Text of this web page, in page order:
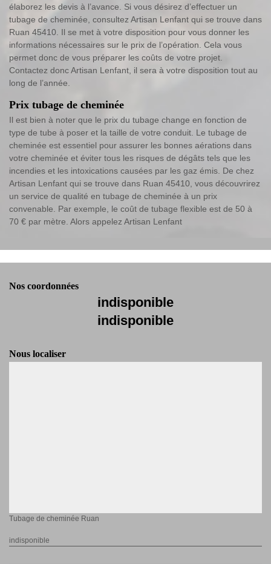
élaborez les devis à l’avance. Si vous désirez d’effectuer un
tubage de cheminée, consultez Artisan Lenfant qui se trouve dans
Ruan 45410. Il se met à votre disposition pour vous donner les
informations nécessaires sur le prix de l’opération. Cela vous
permet donc de vous préparer les coûts de votre projet.
Contactez donc Artisan Lenfant, il sera à votre disposition tout au
long de l’année.
Prix tubage de cheminée
Il est bien à noter que le prix du tubage change en fonction de
type de tube à poser et la taille de votre conduit. Le tubage de
cheminée est essentiel pour assurer les bonnes aérations dans
votre cheminée et éviter tous les risques de dégâts tels que les
incendies et les intoxications causées par les gaz émis. De chez
Artisan Lenfant qui se trouve dans Ruan 45410, vous découvrirez
un service de qualité en tubage de cheminée à un prix
convenable. Par exemple, le coût de tubage flexible est de 50 à
70 € par mètre. Alors appelez Artisan Lenfant
Nos coordonnées
indisponible
indisponible
Nous localiser
Tubage de cheminée Ruan
indisponible